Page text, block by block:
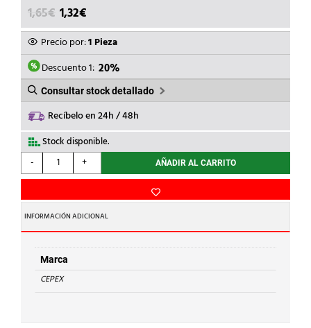
1,65€ EL
PRECIO
ORIGINAL
ERA:
1,65€.
1,32€
PRECIO
ACTUAL
ES:
1,32€.
Precio por:1 Pieza
Descuento 1: 20%
Consultar stock detallado
Recíbelo en 24h / 48h
Stock disponible.
-
CEPEX
-
CONEXION
PE
ROSCADA
PVC
d.
1.1/4'
cantidad
+ AÑADIR AL CARRITO
INFORMACIÓN ADICIONAL
Marca
CEPEX